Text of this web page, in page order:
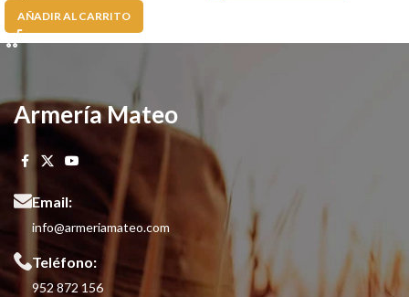
AÑADIR AL CARRITO
Armería Mateo
Email:
info@armeriamateo.com
Teléfono:
952 872 156